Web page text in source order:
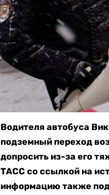
Водителя автобуса
подземный переход
допросить из-за его
ТАСС со ссылкой на
информацию также